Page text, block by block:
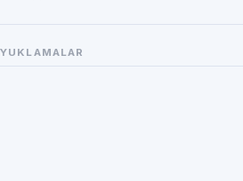
YUKLAMALAR